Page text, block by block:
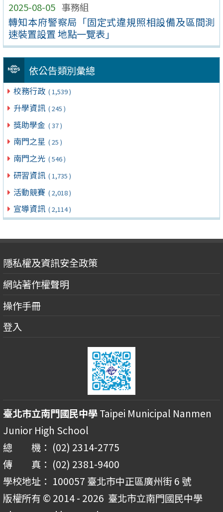
2025-08-05 事務組
轉知本府警察局「固定式違規照相設備及區間測
速裝置設置 地點一覽表」
依公告類別彙總
校務行政 ( 1,539 )
升學資訊 ( 245 )
獎助學金 ( 37 )
南門之星 ( 25 )
南門之光 ( 546 )
研習資訊 ( 1,735 )
活動競賽 ( 2,018 )
宣導資訊 ( 2,114 )
隱私權及資訊安全政策
網站著作權聲明
操作手冊
登入
臺北市立南門國民中學Taipei Municipal Nanmen
Junior High School
總 機： (02) 2314-2775
傳 真： (02) 2381-9400
學校地址： 100057 臺北市中正區廣州街 6 號
版權所有 © 2014 - 2026 臺北市立南門國民中學